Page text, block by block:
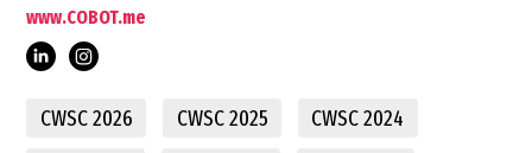
www.COBOT.me
CWSC 2026 CWSC 2025
CWSC 2024